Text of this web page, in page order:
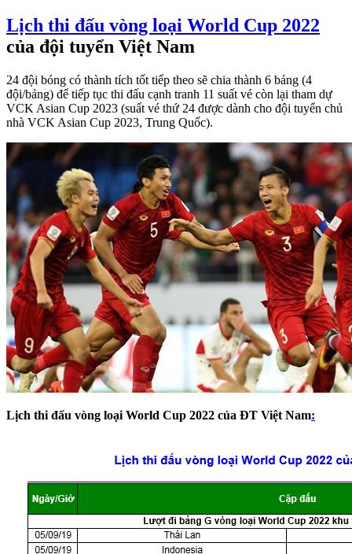
Lịch thi đấu vòng loại World Cup 2022
của đội tuyển Việt Nam
24 đội bóng có thành tích tốt tiếp theo sẽ chia thành 6 bảng (4
đội/bảng) để tiếp tục thi đấu cạnh tranh 11 suất vé còn lại tham dự
VCK Asian Cup 2023 (suất vé thứ 24 được dành cho đội tuyển chủ
nhà VCK Asian Cup 2023, Trung Quốc).
Lịch thi đấu vòng loại World Cup 2022 của ĐT Việt Nam: